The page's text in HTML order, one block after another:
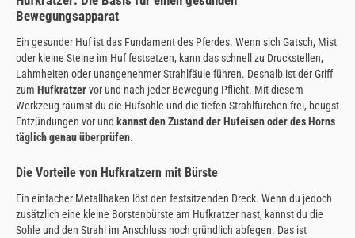
Bewegungsapparat
Ein gesunder Huf ist das Fundament des Pferdes. Wenn sich Gatsch, Mist
oder kleine Steine im Huf festsetzen, kann das schnell zu Druckstellen,
Lahmheiten oder unangenehmer Strahlfäule führen. Deshalb ist der Griff
zum Hufkratzervor und nach jeder Bewegung Pflicht. Mit diesem
Werkzeug räumst du die Hufsohle und die tiefen Strahlfurchen frei, beugst
Entzündungen vor und kannst den Zustand der Hufeisen oder des Horns
täglich genau überprüfen.
Die Vorteile von Hufkratzern mit Bürste
Ein einfacher Metallhaken löst den festsitzenden Dreck. Wenn du jedoch
zusätzlich eine kleine Borstenbürste am Hufkratzer hast, kannst du die
Sohle und den Strahl im Anschluss noch gründlich abfegen. Das ist